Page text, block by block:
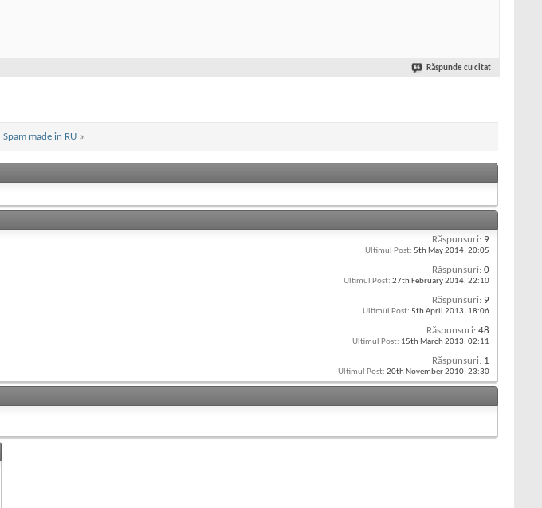
Răspunde cu citat
Spam made in RU »
Răspunsuri: 9
Ultimul Post: 5th May 2014, 20:05
Răspunsuri: 0
Ultimul Post: 27th February 2014, 22:10
Răspunsuri: 9
Ultimul Post: 5th April 2013, 18:06
Răspunsuri: 48
Ultimul Post: 15th March 2013, 02:11
Răspunsuri: 1
Ultimul Post: 20th November 2010, 23:30